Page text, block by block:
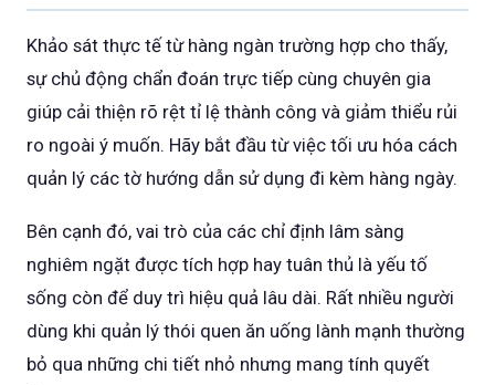
Khảo sát thực tế từ hàng ngàn trường hợp cho thấy,
sự chủ động chẩn đoán trực tiếp cùng chuyên gia
giúp cải thiện rõ rệt tỉ lệ thành công và giảm thiểu rủi
ro ngoài ý muốn. Hãy bắt đầu từ việc tối ưu hóa cách
quản lý các tờ hướng dẫn sử dụng đi kèm hàng ngày.
Bên cạnh đó, vai trò của các chỉ định lâm sàng
nghiêm ngặt được tích hợp hay tuân thủ là yếu tố
sống còn để duy trì hiệu quả lâu dài. Rất nhiều người
dùng khi quản lý thói quen ăn uống lành mạnh thường
bỏ qua những chi tiết nhỏ nhưng mang tính quyết